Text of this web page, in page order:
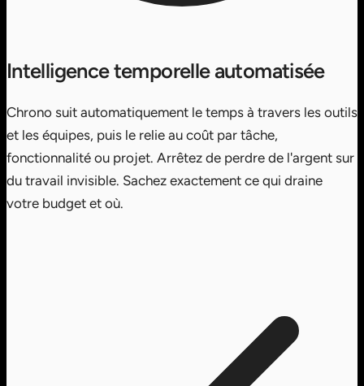
Intelligence temporelle automatisée
Chrono suit automatiquement le temps à travers les outils
et les équipes, puis le relie au coût par tâche,
fonctionnalité ou projet. Arrêtez de perdre de l'argent sur
du travail invisible. Sachez exactement ce qui draine
votre budget et où.